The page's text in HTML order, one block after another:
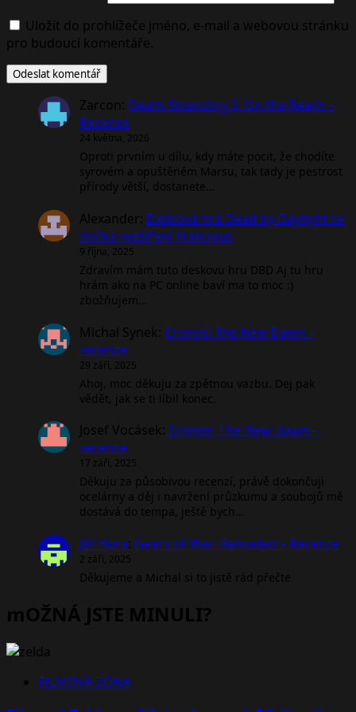
Uložit do prohlížeče jméno, e-mail a webovou stránku
pro budoucí komentáře.
Zarcon: Death Stranding 2: On the Beach –
Recenze
24 května, 2026
Oproti prvním u dílu, kdy máte pocit, že chodíte
syrovém a opuštěném Marsu, tak tady je pestrost
přírody větší, dostanete…
Alexander: Desková hra Dead by Daylight se
dočká rozšíření Malicious
9 října, 2025
Zdravím mám tuto deskovu hru DBD Aj tu hru
hrám ako na PC online baví ma to moc :)
zbožňujem…
Michal Synek: Cronos: The New Dawn –
recenze
29 září, 2025
Ahoj, moc děkuju za zpětnou vazbu. Dej pak
vědět, jak se ti líbil konec.
Josef Vocásek: Cronos: The New Dawn –
recenze
17 září, 2025
Děkuju za působivou recenzí, právě dokončuji
ocelárny a děj i navržení průzkumu a soubojů mě
dostává do tempa, ještě bych…
Jiří Hora: Gears of War: Reloaded – Recenze
2 září, 2025
Děkujeme a Michal si to jistě rád přečte
mOŽNÁ JSTE MINULI?
FILMOVÁ ZÓNA